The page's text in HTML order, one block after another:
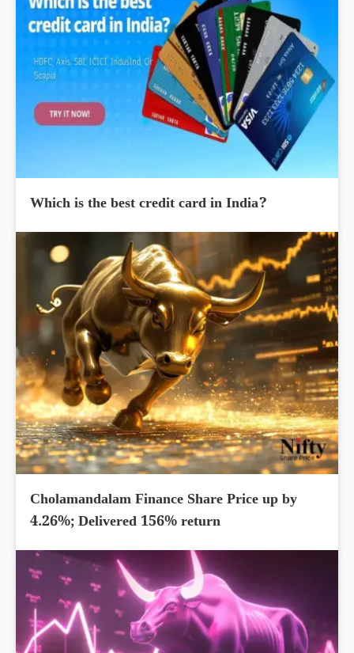
Which is the best credit card in India?
Cholamandalam Finance Share Price up by
4.26%; Delivered 156% return